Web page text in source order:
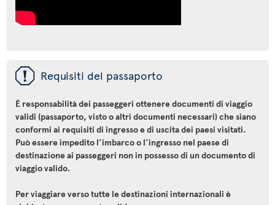
ü Requisiti del passaporto
È responsabilità dei passeggeri ottenere documenti di viaggio
validi (passaporto, visto o altri documenti necessari) che siano
conformi ai requisiti di ingresso e di uscita dei paesi visitati.
Può essere impedito l’imbarco o l’ingresso nel paese di
destinazione ai passeggeri non in possesso di un documento di
viaggio valido.
Per viaggiare verso tutte le destinazioni internazionali è